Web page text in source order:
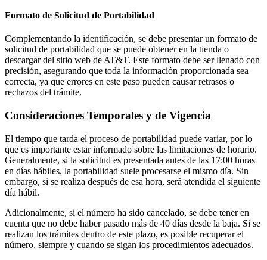
Formato de Solicitud de Portabilidad
Complementando la identificación, se debe presentar un formato de
solicitud de portabilidad que se puede obtener en la tienda o
descargar del sitio web de AT&T. Este formato debe ser llenado con
precisión, asegurando que toda la información proporcionada sea
correcta, ya que errores en este paso pueden causar retrasos o
rechazos del trámite.
Consideraciones Temporales y de Vigencia
El tiempo que tarda el proceso de portabilidad puede variar, por lo
que es importante estar informado sobre las limitaciones de horario.
Generalmente, si la solicitud es presentada antes de las 17:00 horas
en días hábiles, la portabilidad suele procesarse el mismo día. Sin
embargo, si se realiza después de esa hora, será atendida el siguiente
día hábil.
Adicionalmente, si el número ha sido cancelado, se debe tener en
cuenta que no debe haber pasado más de 40 días desde la baja. Si se
realizan los trámites dentro de este plazo, es posible recuperar el
número, siempre y cuando se sigan los procedimientos adecuados.